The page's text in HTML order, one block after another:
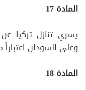
المادة 17
يسري تنازل تركيا
وعلى السودان اعتباراً من 5 نوفمبر
المادة 18